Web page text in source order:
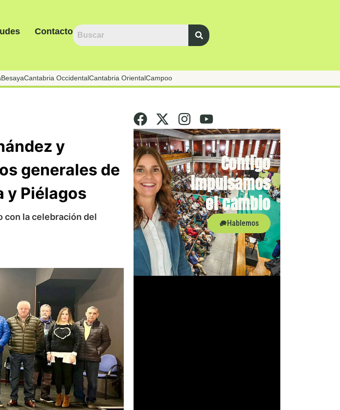
Contacto
BesayaCantabria OccidentalCantabria OrientalCampoo
y
generales de
y Piélagos
con la celebración del
Contigo
impulsamos
el cambio
Hablemos